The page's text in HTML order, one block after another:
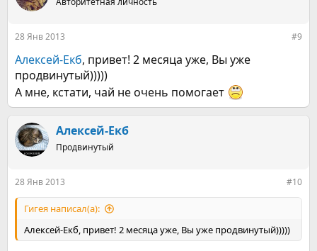
и
28 Янв 2013 #9
Алексей-Екб, привет! 2 месяца уже, Вы уже
продвинутый)))))
А мне, кстати, чай не очень помогает
Алексей-Екб
Продвинутый
28 Янв 2013 #10
Гигея написал(а):
Алексей-Екб, привет! 2 месяца уже, Вы уже продвинутый)))))